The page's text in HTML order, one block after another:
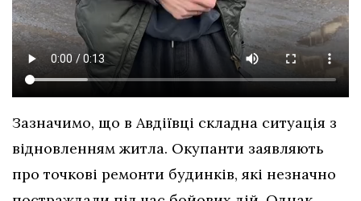
Зазначимо, що в Авдіївці складна ситуація з
відновленням житла. Окупанти заявляють
про точкові ремонти будинків, які незначно